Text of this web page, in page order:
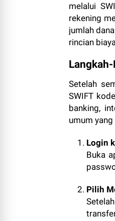
melalui
rekening
jumlah
rincian
Setelah
SWIFT
banking,
umum
Login
Buka
Pilih